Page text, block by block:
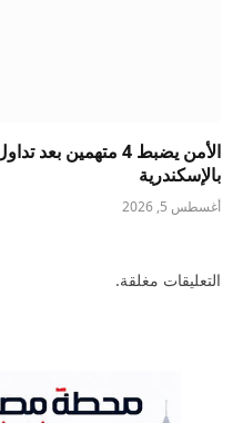
الأمن يضبط 4 متهمين
بالإسكندرية
أغسطس 5, 2026
التعليقات مغلقة.